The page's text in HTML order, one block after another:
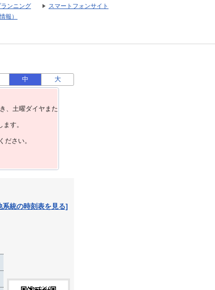
ンニング
スマートフォンサイト
報）
中 大
、⼟曜ダイヤまた
す。
ださい。
統の時刻表を見る]